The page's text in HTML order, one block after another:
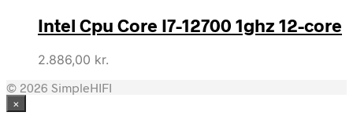
Intel Cpu Core I7-12700 1ghz 12-core
2.886,00 kr.
© 2026 SimpleHIFI
×